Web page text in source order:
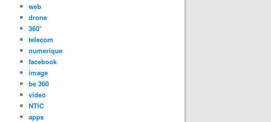
web
drone
360°
telecom
numerique
facebook
image
be 360
video
NTIC
apps